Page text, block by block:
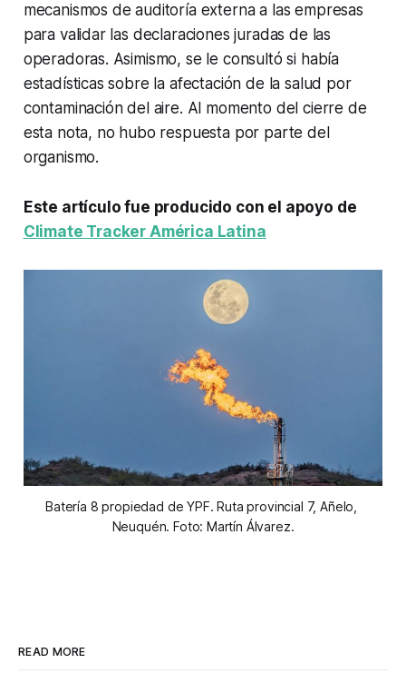
mecanismos de auditoría externa a las empresas
para validar las declaraciones juradas de las
operadoras. Asimismo, se le consultó si había
estadísticas sobre la afectación de la salud por
contaminación del aire. Al momento del cierre de
esta nota, no hubo respuesta por parte del
organismo.
Este artículo fue producido con el apoyo de
Climate Tracker América Latina
Batería 8 propiedad de YPF. Ruta provincial 7, Añelo,
Neuquén. Foto: Martín Álvarez.
READ MORE